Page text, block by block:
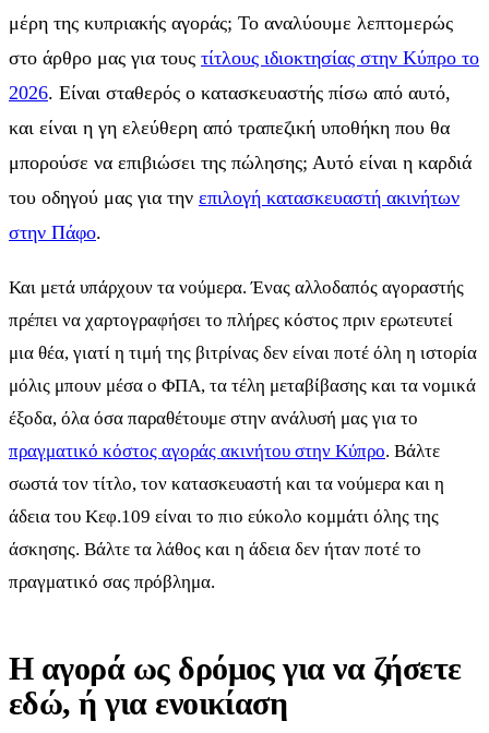
μέρη της κυπριακής αγοράς; Το αναλύουμε λεπτομερώς
στο άρθρο μας για τους τίτλους ιδιοκτησίας στην Κύπρο το
2026. Είναι σταθερός ο κατασκευαστής πίσω από αυτό,
και είναι η γη ελεύθερη από τραπεζική υποθήκη που θα
μπορούσε να επιβιώσει της πώλησης; Αυτό είναι η καρδιά
του οδηγού μας για την επιλογή κατασκευαστή ακινήτων
στην Πάφο.
Και μετά υπάρχουν τα νούμερα. Ένας αλλοδαπός αγοραστής
πρέπει να χαρτογραφήσει το πλήρες κόστος πριν ερωτευτεί
μια θέα, γιατί η τιμή της βιτρίνας δεν είναι ποτέ όλη η ιστορία
μόλις μπουν μέσα ο ΦΠΑ, τα τέλη μεταβίβασης και τα νομικά
έξοδα, όλα όσα παραθέτουμε στην ανάλυσή μας για το
πραγματικό κόστος αγοράς ακινήτου στην Κύπρο. Βάλτε
σωστά τον τίτλο, τον κατασκευαστή και τα νούμερα και η
άδεια του Κεφ.109 είναι το πιο εύκολο κομμάτι όλης της
άσκησης. Βάλτε τα λάθος και η άδεια δεν ήταν ποτέ το
πραγματικό σας πρόβλημα.
Η αγορά ως δρόμος για να ζήσετε
εδώ, ή για ενοικίαση